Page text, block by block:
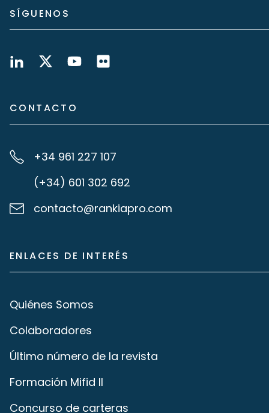
SÍGUENOS
CONTACTO
+34 961 227 107
(+34) 601 302 692
contacto@rankiapro.com
ENLACES DE INTERÉS
Quiénes Somos
Colaboradores
Último número de la revista
Formación Mifid II
Concurso de carteras